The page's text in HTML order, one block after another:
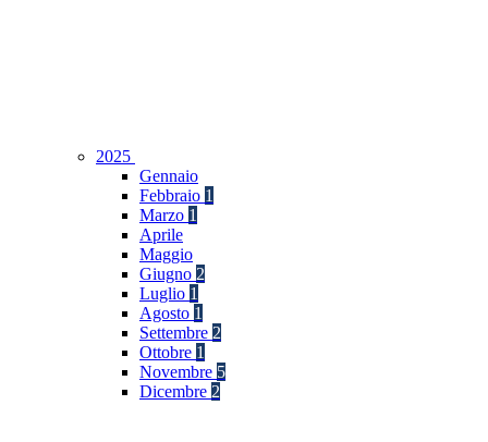
2025
Gennaio
Febbraio 1
Marzo 1
Aprile
Maggio
Giugno 2
Luglio 1
Agosto 1
Settembre 2
Ottobre 1
Novembre 5
Dicembre 2